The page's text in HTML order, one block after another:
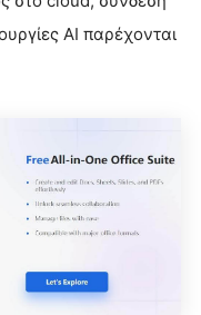
AI παρέχονται